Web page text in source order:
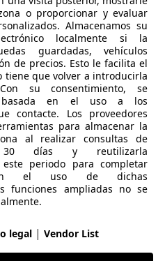
1 Sin
08/2022 8.500 km
o proporcionar y evaluar
Almacenamos su
localmente si la
guardadas, vehículos
de precios. Esto le facilita el
tiene que volver a introducirla
su consentimiento, se
basada en el uso a los
contacte. Los proveedores
para almacenar la
al realizar consultas de
30 días y reutilizarla
periodo para completar
el uso de dichas
funciones ampliadas no se
legal | Vendor List